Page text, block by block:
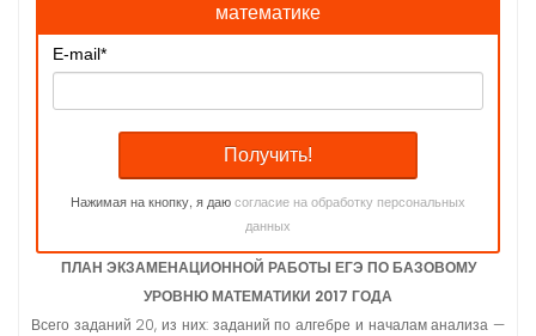
математике
E-mail*
Нажимая на кнопку, я даюсогласие на обработку персональных
данных
ПЛАН ЭКЗАМЕНАЦИОННОЙ РАБОТЫ ЕГЭ ПО БАЗОВОМУ
УРОВНЮ МАТЕМАТИКИ 2017 ГОДА
Всего заданий 20, из них: заданий по алгебре и началам анализа —